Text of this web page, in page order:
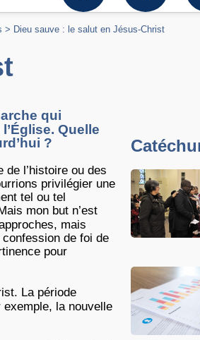
> Dieu sauve : le salut en Jésus-Christ
qui
Quelle
?
l’histoire ou des
privilégier une
tel ou tel
mon but n’est
mais
de foi de
pour
La période
la nouvelle